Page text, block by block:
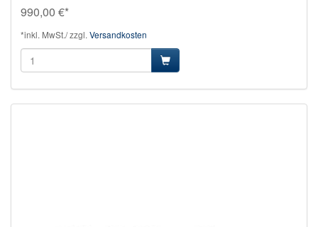
990,00 €*
*inkl. MwSt./ zzgl. Versandkosten